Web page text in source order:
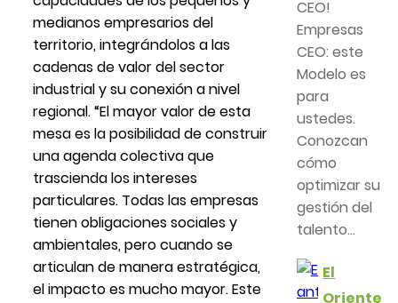
medianos empresarios del
territorio, integrándolos a las
cadenas de valor del sector
industrial y su conexión a nivel
regional. “El mayor valor de esta
mesa es la posibilidad de construir
una agenda colectiva que
trascienda los intereses
particulares. Todas las empresas
tienen obligaciones sociales y
ambientales, pero cuando se
articulan de manera estratégica,
el impacto es mucho mayor. Este
CEO!
Empresas
CEO: este
Modelo es
para
ustedes.
Conozcan
cómo
optimizar su
gestión del
talento...
El
Oriente